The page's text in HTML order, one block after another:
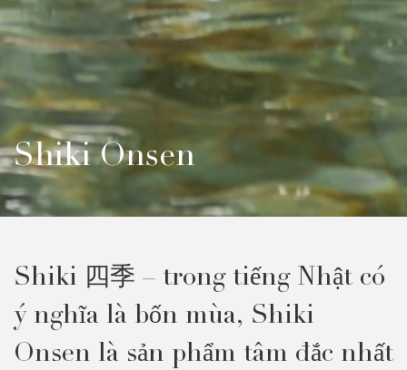
Shiki Onsen
Shiki 四季 – trong tiếng Nhật có
ý nghĩa là bốn mùa, Shiki
Onsen là sản phẩm tâm đắc nhất